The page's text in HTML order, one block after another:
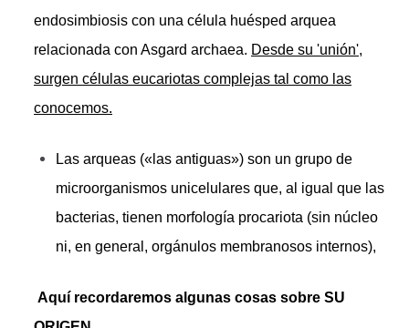
endosimbiosis con una célula huésped arquea
relacionada con Asgard archaea. Desde su 'unión',
surgen células eucariotas complejas tal como las
conocemos.
Las arqueas («las antiguas») son un grupo de
microorganismos unicelulares que, al igual que las
bacterias, tienen morfología procariota (sin núcleo
ni, en general, orgánulos membranosos internos),
Aquí recordaremos algunas cosas sobre SU